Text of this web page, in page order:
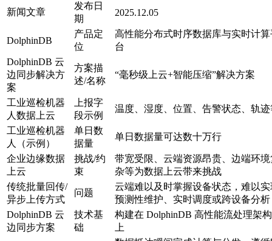
新闻文章
发布日
期
2025.12.05
DolphinDB
产品定
位
高性能分布式时序数据库与实时计算
台
DolphinDB 云
边同步解决方
案
方案描
述/名称
“毫秒级上云+智能压缩”解决方案
工业巡检机器
人数据上云
上报字
段示例
温度、湿度、位置、告警状态、轨迹
工业巡检机器
人（示例）
单日数
据量
单日数据量可达数十万行
企业边缘数据
上云
挑战/约
束
带宽受限、云端资源昂贵、边端环境
杂等为数据上云带来挑战
传统批量回传/
异步上传方式
问题
云端难以及时掌握设备状态，难以实
预测性维护、实时调度或跨设备分析
DolphinDB 云
边同步方案
技术基
础
构建在 DolphinDB 高性能流处理架
上